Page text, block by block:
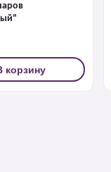
корзину